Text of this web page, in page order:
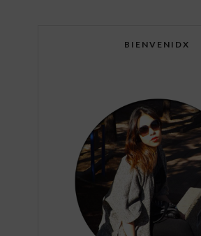
BIENVENIDX